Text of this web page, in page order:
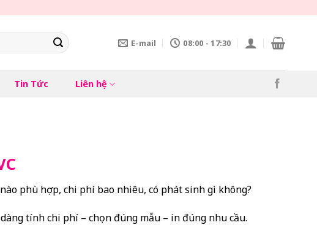
E-mail 08:00 - 17:30
Tin Tức Liên hệ
phù hợp, chi phí bao nhiêu, có phát sinh gì không?
tính chi phí – chọn đúng mẫu – in đúng nhu cầu.